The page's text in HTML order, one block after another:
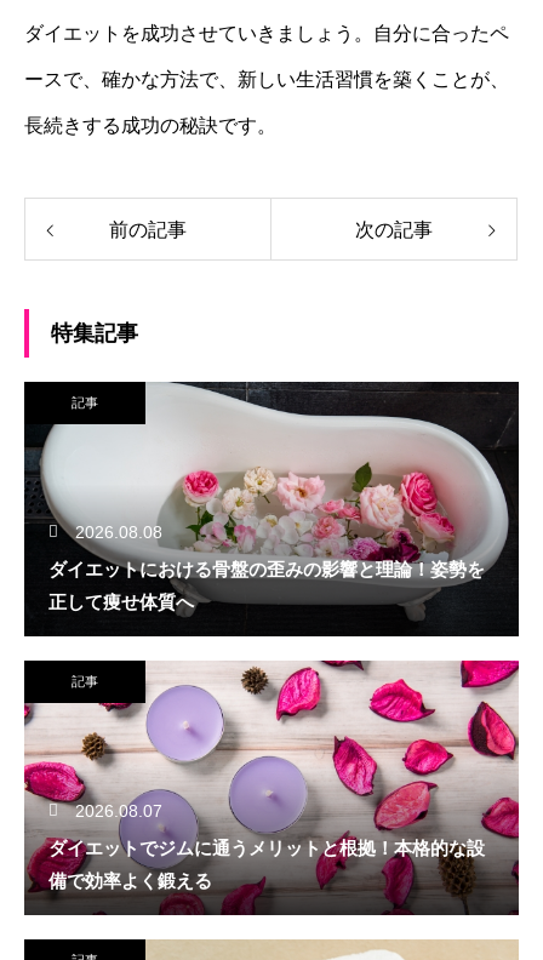
ダイエットを成功させていきましょう。自分に合ったペ
ースで、確かな方法で、新しい生活習慣を築くことが、
長続きする成功の秘訣です。
前の記事 次の記事
特集記事
記事
2026.08.08
ダイエットにおける骨盤の歪みの影響と理論！姿勢を
正して痩せ体質へ
記事
2026.08.07
ダイエットでジムに通うメリットと根拠！本格的な設
備で効率よく鍛える